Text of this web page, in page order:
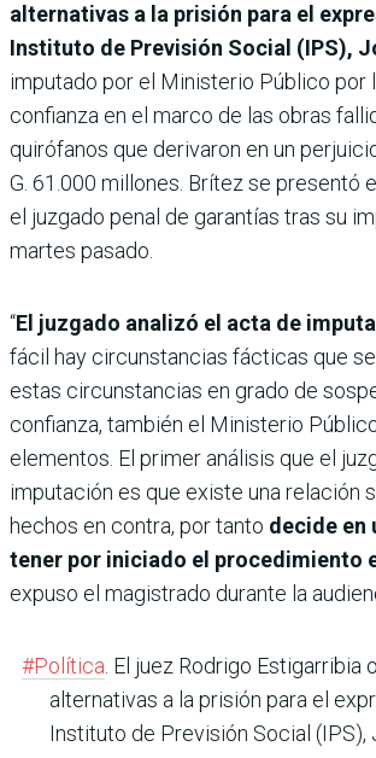
alternativas a la prisión para el
Instituto de Previsión Social (IPS),
imputado por el Ministerio Público por
confianza en el marco de las obras
quirófanos que derivaron en un
G. 61.000 millones. Brítez se presentó
el juzgado penal de garantías tras su
martes pasado.
“El juzgado analizó el acta de
fácil hay circunstancias fácticas que
estas circunstancias en grado de
confianza, también el Ministerio
elementos. El primer análisis que el
imputación es que existe una relación
hechos en contra, por tanto decide en
tener por iniciado el procedimiento
expuso el magistrado durante la
#Política. El juez Rodrigo Estigarribia
alternativas a la prisión para el
Instituto de Previsión Social (IPS),